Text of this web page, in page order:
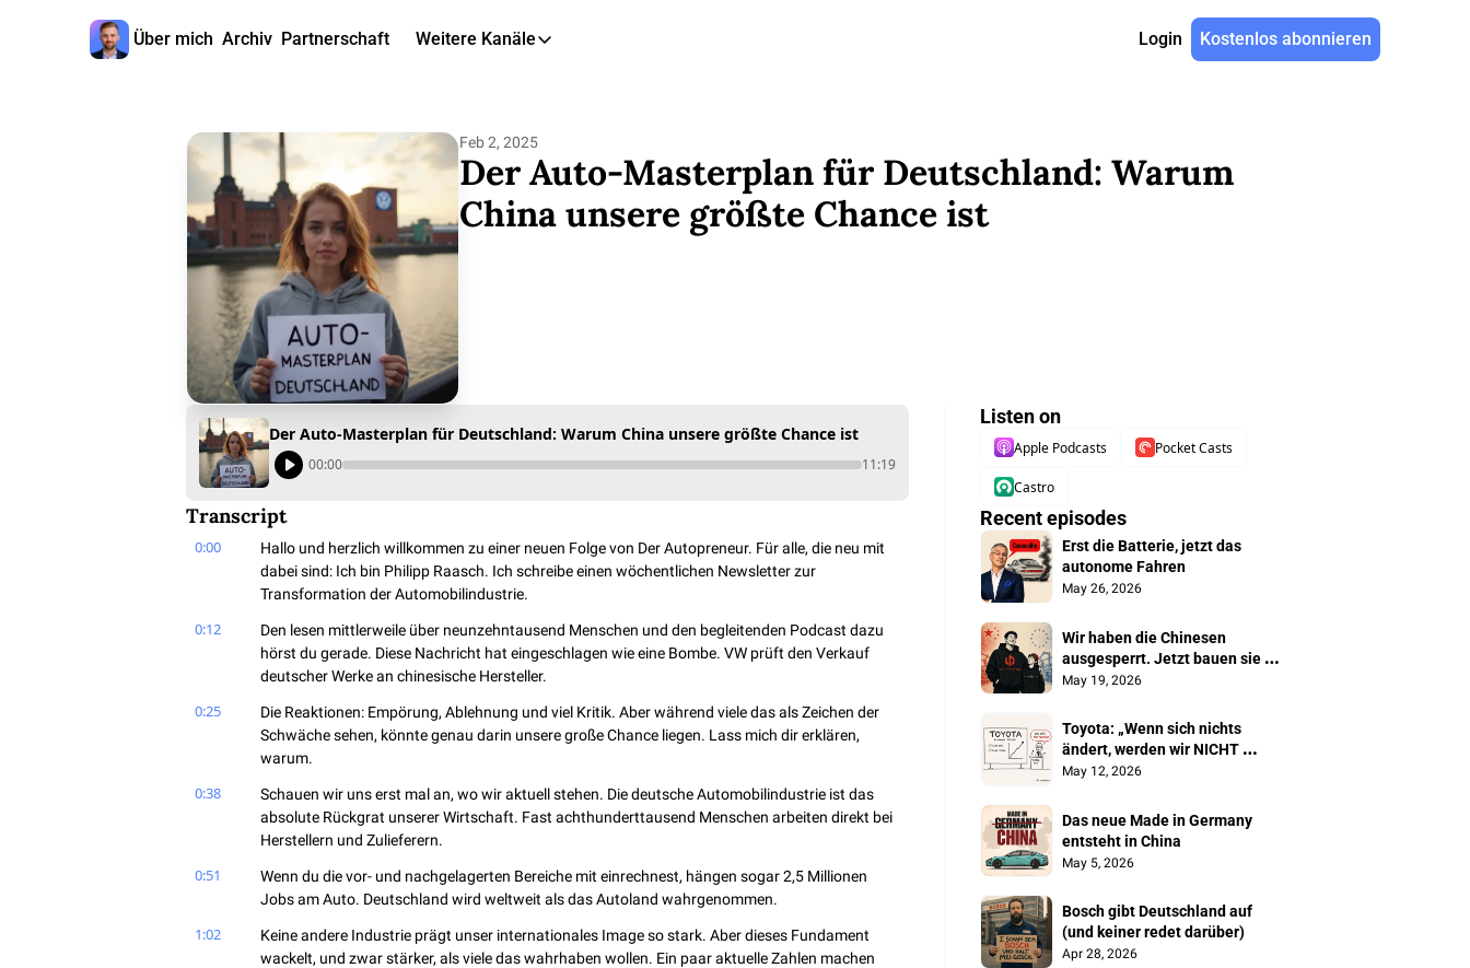
Über mich Archiv Partnerschaft Weitere Kanäle
Weitere Kanäle
📺 YouTube
📊 Insights
Login Kostenlos abonnieren
Feb 2, 2025
Der Auto-Masterplan für Deutschland: Warum
China unsere größte Chance ist
Der Auto-Masterplan für Deutschland: Warum China unsere größte Chance ist
00:00 11:19
Transcript
0:00
Hallo und herzlich willkommen zu einer neuen Folge von Der Autopreneur. Für alle, die neu mit
dabei sind: Ich bin Philipp Raasch. Ich schreibe einen wöchentlichen Newsletter zur
Transformation der Automobilindustrie.
0:12
Den lesen mittlerweile über neunzehntausend Menschen und den begleitenden Podcast dazu
hörst du gerade. Diese Nachricht hat eingeschlagen wie eine Bombe. VW prüft den Verkauf
deutscher Werke an chinesische Hersteller.
0:25
Die Reaktionen: Empörung, Ablehnung und viel Kritik. Aber während viele das als Zeichen der
Schwäche sehen, könnte genau darin unsere große Chance liegen. Lass mich dir erklären,
warum.
0:38
Schauen wir uns erst mal an, wo wir aktuell stehen. Die deutsche Automobilindustrie ist das
absolute Rückgrat unserer Wirtschaft. Fast achthunderttausend Menschen arbeiten direkt bei
Herstellern und Zulieferern.
0:51
Wenn du die vor- und nachgelagerten Bereiche mit einrechnest, hängen sogar 2,5 Millionen
Jobs am Auto. Deutschland wird weltweit als das Autoland wahrgenommen.
1:02
Keine andere Industrie prägt unser internationales Image so stark. Aber dieses Fundament
wackelt, und zwar stärker, als viele das wahrhaben wollen. Ein paar aktuelle Zahlen machen
Listen on
Apple Podcasts Pocket Casts
Castro
Recent episodes
Erst die Batterie, jetzt das
autonome Fahren
May 26, 2026
Wir haben die Chinesen
ausgesperrt. Jetzt bauen sie
unsere Autos
May 19, 2026
Toyota: „Wenn sich nichts
ändert, werden wir NICHT
überleben"
May 12, 2026
Das neue Made in Germany
entsteht in China
May 5, 2026
Bosch gibt Deutschland auf
(und keiner redet darüber)
Apr 28, 2026